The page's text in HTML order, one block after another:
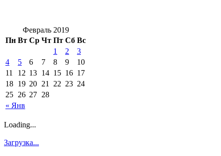
Февраль 2019
Пн Вт Ср Чт Пт Сб Вс
« Янв
1 2
3
4
5 6 7 8 9
10
11
12 13 14 15 16 17
18 19 20 21 22 23 24
25 26 27 28
Loading...
Загрузка...